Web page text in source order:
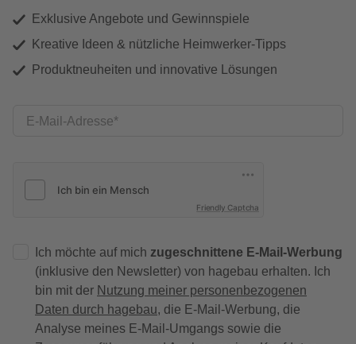
Exklusive Angebote und Gewinnspiele
Kreative Ideen & nützliche Heimwerker-Tipps
Produktneuheiten und innovative Lösungen
E-Mail-Adresse
Friendly Captcha
Ich möchte auf mich zugeschnittene E-Mail-Werbung
(inklusive den Newsletter) von hagebau erhalten. Ich
bin mit der Nutzung meiner personenbezogenen
Daten durch hagebau, die E-Mail-Werbung, die
Analyse meines E-Mail-Umgangs sowie die